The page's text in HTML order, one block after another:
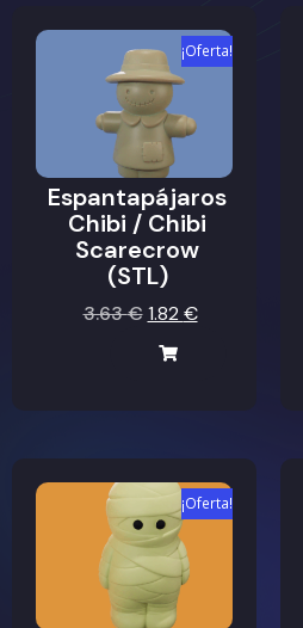
¡Oferta!
Espantapájaros
Chibi / Chibi
Scarecrow
(STL)
3.63€ 1.82 €
¡Oferta!